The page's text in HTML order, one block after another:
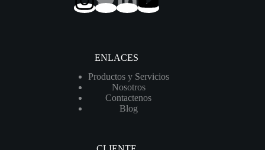
ENLACES
Productos y Servicios
Nosotros
Contactenos
Blog